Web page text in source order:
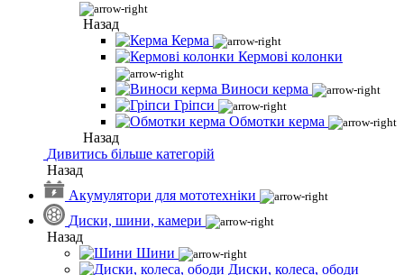
Назад
Керма
Кермові колонки
Виноси керма
Гріпси
Обмотки керма
Назад
Дивитись більше категорій
Назад
Акумулятори для мототехніки
Диски, шини, камери
Назад
Шини
Диски, колеса, ободи